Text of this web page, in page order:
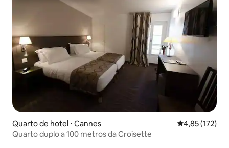
Quarto de hotel ⋅ Cannes 4,85 de uma
4,85 (172)
Quarto duplo a 100 metros da Croisette